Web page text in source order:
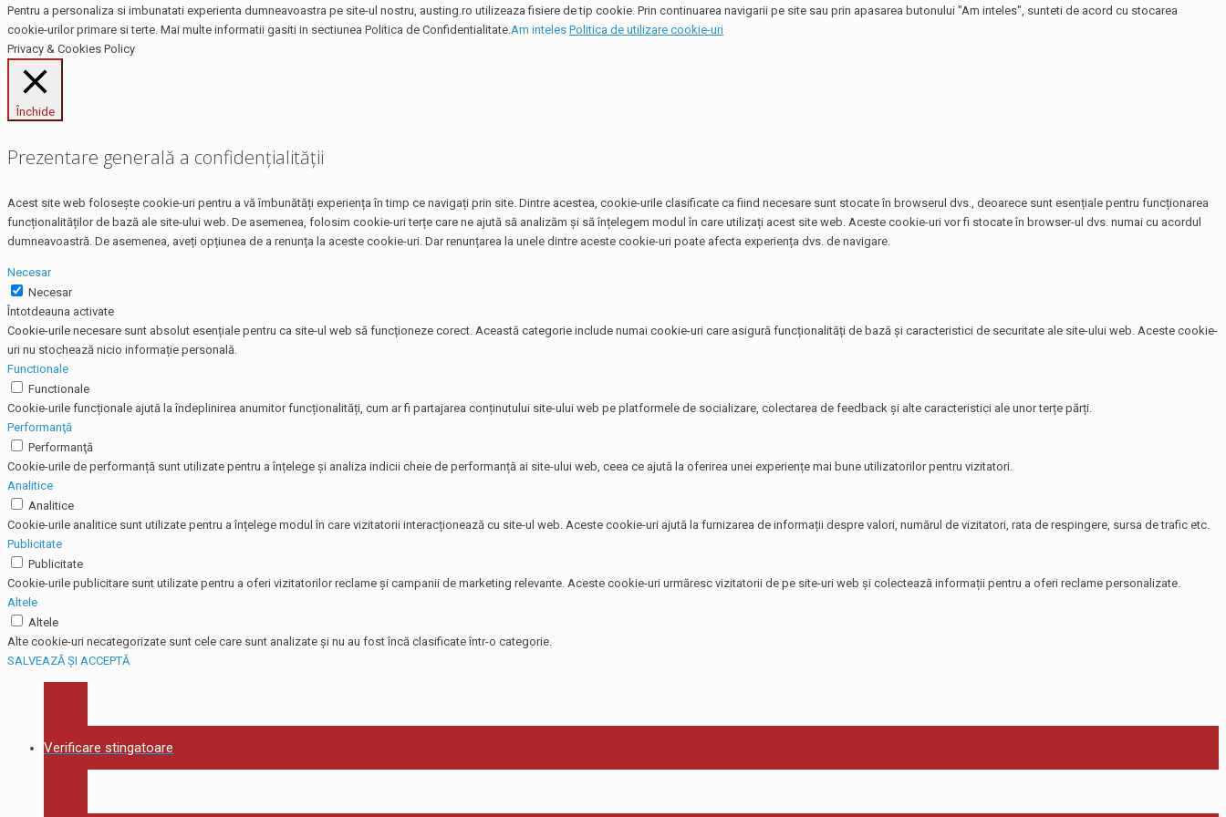
Pentru a personaliza si imbunatati experienta dumneavoastra pe site-ul nostru, austing.ro utilizeaza fisiere de tip cookie. Prin continuarea navigarii pe site sau prin apasarea butonului "Am inteles", sunteti de acord cu stocarea
cookie-urilor primare si terte. Mai multe informatii gasiti in sectiunea Politica de Confidentialitate.Am inteles Politica de utilizare cookie-uri
Privacy & Cookies Policy
Închide
Prezentare generală a confidențialității
Acest site web folosește cookie-uri pentru a vă îmbunătăți experiența în timp ce navigați prin site. Dintre acestea, cookie-urile clasificate ca fiind necesare sunt stocate în browserul dvs., deoarece sunt esențiale pentru funcționarea
funcționalităților de bază ale site-ului web. De asemenea, folosim cookie-uri terțe care ne ajută să analizăm și să înțelegem modul în care utilizați acest site web. Aceste cookie-uri vor fi stocate în browser-ul dvs. numai cu acordul
dumneavoastră. De asemenea, aveți opțiunea de a renunța la aceste cookie-uri. Dar renunțarea la unele dintre aceste cookie-uri poate afecta experiența dvs. de navigare.
Necesar
Necesar
Întotdeauna activate
Cookie-urile necesare sunt absolut esențiale pentru ca site-ul web să funcționeze corect. Această categorie include numai cookie-uri care asigură funcționalități de bază și caracteristici de securitate ale site-ului web. Aceste cookie-
uri nu stochează nicio informație personală.
Functionale
Functionale
Cookie-urile funcționale ajută la îndeplinirea anumitor funcționalități, cum ar fi partajarea conținutului site-ului web pe platformele de socializare, colectarea de feedback și alte caracteristici ale unor terțe părți.
Performanţă
Performanţă
Cookie-urile de performanță sunt utilizate pentru a înțelege și analiza indicii cheie de performanță ai site-ului web, ceea ce ajută la oferirea unei experiențe mai bune utilizatorilor pentru vizitatori.
Analitice
Analitice
Cookie-urile analitice sunt utilizate pentru a înțelege modul în care vizitatorii interacționează cu site-ul web. Aceste cookie-uri ajută la furnizarea de informații despre valori, numărul de vizitatori, rata de respingere, sursa de trafic etc.
Publicitate
Publicitate
Cookie-urile publicitare sunt utilizate pentru a oferi vizitatorilor reclame și campanii de marketing relevante. Aceste cookie-uri urmăresc vizitatorii de pe site-uri web și colectează informații pentru a oferi reclame personalizate.
Altele
Altele
Alte cookie-uri necategorizate sunt cele care sunt analizate și nu au fost încă clasificate într-o categorie.
SALVEAZĂ ȘI ACCEPTĂ
Verificare stingatoare